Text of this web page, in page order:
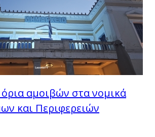
αμοιβών στα νομικά
και Περιφερειών